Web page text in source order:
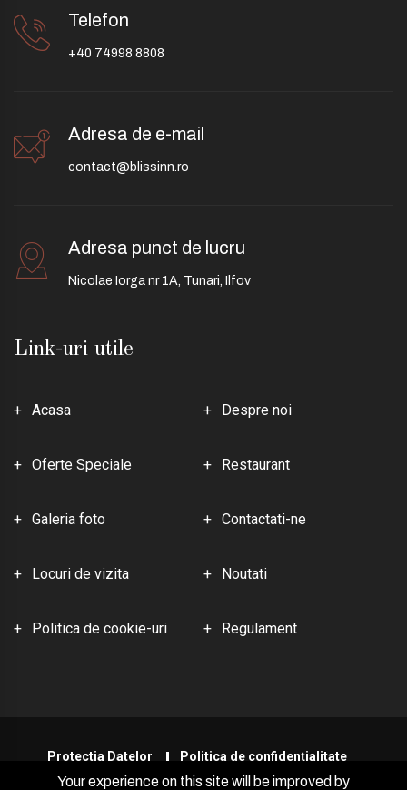
Link-uri utile
Acasa Despre noi
Oferte Speciale Restaurant
Galeria foto Contactati-ne
Locuri de vizita Noutati
Politica de cookie-uri Regulament
Telefon
+40 74998 8808
Adresa de e-mail
contact@blissinn.ro
Adresa punct de lucru
Nicolae Iorga nr 1A, Tunari, Ilfov
Protectia Datelor Politica de confidențialitate
RON
Your experience on this site will be improved by